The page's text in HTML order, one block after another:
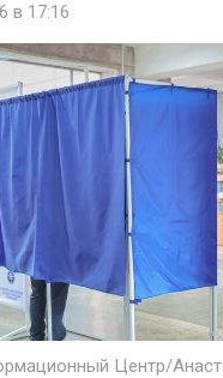
в 17:16
Центр/